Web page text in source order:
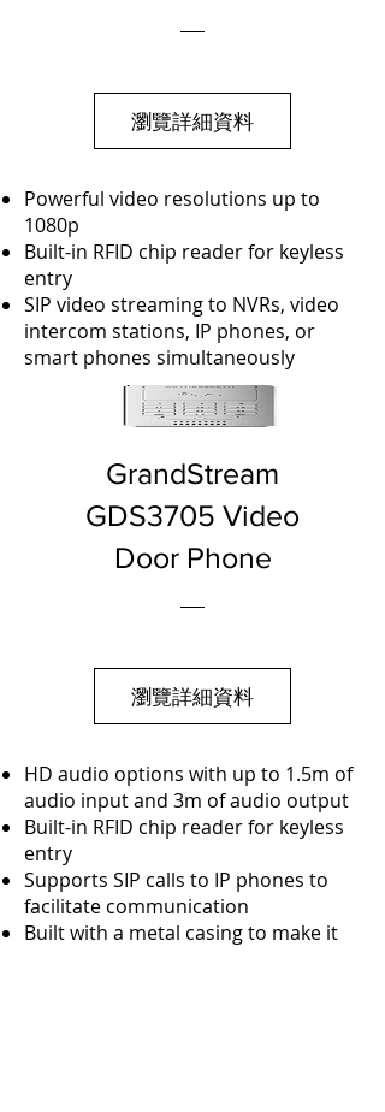
瀏覽詳細資料
Powerful video resolutions up to
1080p
Built-in RFID chip reader for keyless
entry
SIP video streaming to NVRs, video
intercom stations, IP phones, or
smart phones simultaneously
GrandStream
GDS3705 Video
Door Phone
瀏覽詳細資料
HD audio options with up to 1.5m of
audio input and 3m of audio output
Built-in RFID chip reader for keyless
entry
Supports SIP calls to IP phones to
facilitate communication
Built with a metal casing to make it